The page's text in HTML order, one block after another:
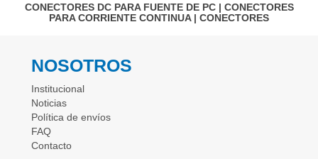
CONECTORES DC PARA FUENTE DE PC| CONECTORES
PARA CORRIENTE CONTINUA| CONECTORES
NOSOTROS
Institucional
Noticias
Política de envíos
FAQ
Contacto